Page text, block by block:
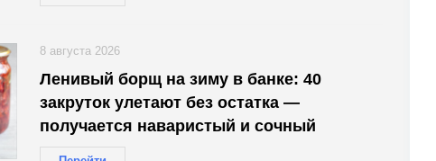
Ленивый борщ на зиму в банке: 40
закруток улетают без остатка —
получается наваристый и сочный
8 августа 2026